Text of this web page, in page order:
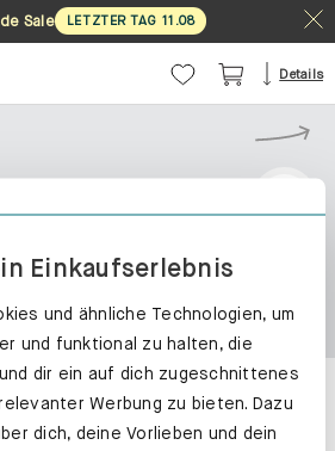
Einkaufserlebnis
und ähnliche Technologien, um
und funktional zu halten, die
dir ein auf dich zugeschnittenes
Werbung zu bieten. Dazu
dich, deine Vorlieben und dein
Sale LETZTER TAG 11 .08
Details